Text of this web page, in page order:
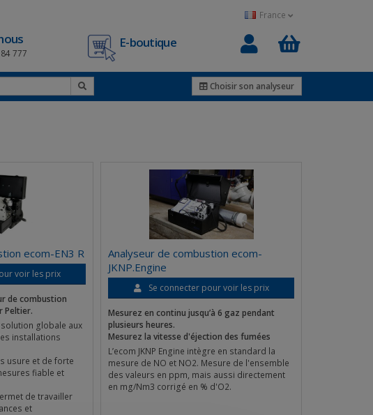
France
777
E-boutique
0
Choisir son analyseur
ecom-EN3 R
voir les prix
de combustion
Peltier.
globale aux
installations
usure et de forte
fiable et
de travailler
et
Analyseur de combustion ecom-
JKNP.Engine
Se connecter pour voir les prix
Mesurez en continu jusqu’à 6 gaz pendant
plusieurs heures.
Mesurez la vitesse d'éjection des fumées
L’ecom JKNP Engine intègre en standard la
mesure de NO et NO2. Mesure de l'ensemble
des valeurs en ppm, mais aussi directement
en mg/Nm3 corrigé en % d'O2.